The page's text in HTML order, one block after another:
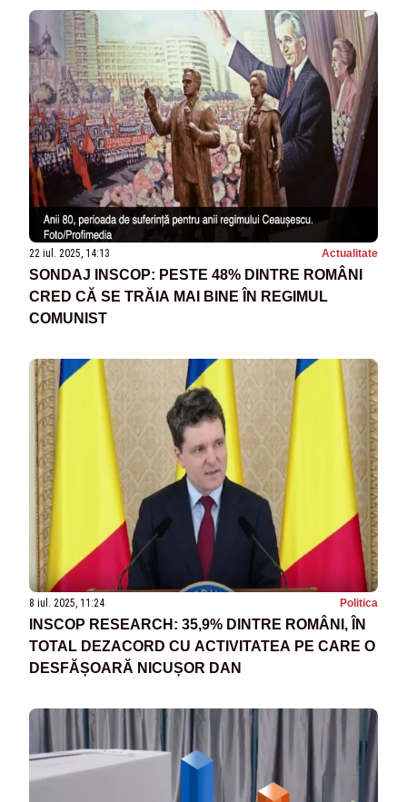
22 iul. 2025, 14:13 Actualitate
SONDAJ INSCOP: PESTE 48% DINTRE ROMÂNI
CRED CĂ SE TRĂIA MAI BINE ÎN REGIMUL
COMUNIST
8 iul. 2025, 11:24 Politica
INSCOP RESEARCH: 35,9% DINTRE ROMÂNI, ÎN
TOTAL DEZACORD CU ACTIVITATEA PE CARE O
DESFĂȘOARĂ NICUȘOR DAN